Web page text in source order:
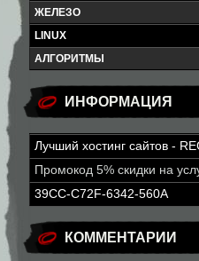
ЖЕЛЕЗО
LINUX
АЛГОРИТМЫ
ИНФОРМАЦИЯ
Лучший хостинг сайтов -
Промокод 5% скидки на
39CC-C72F-6342-560A
КОММЕНТАРИИ